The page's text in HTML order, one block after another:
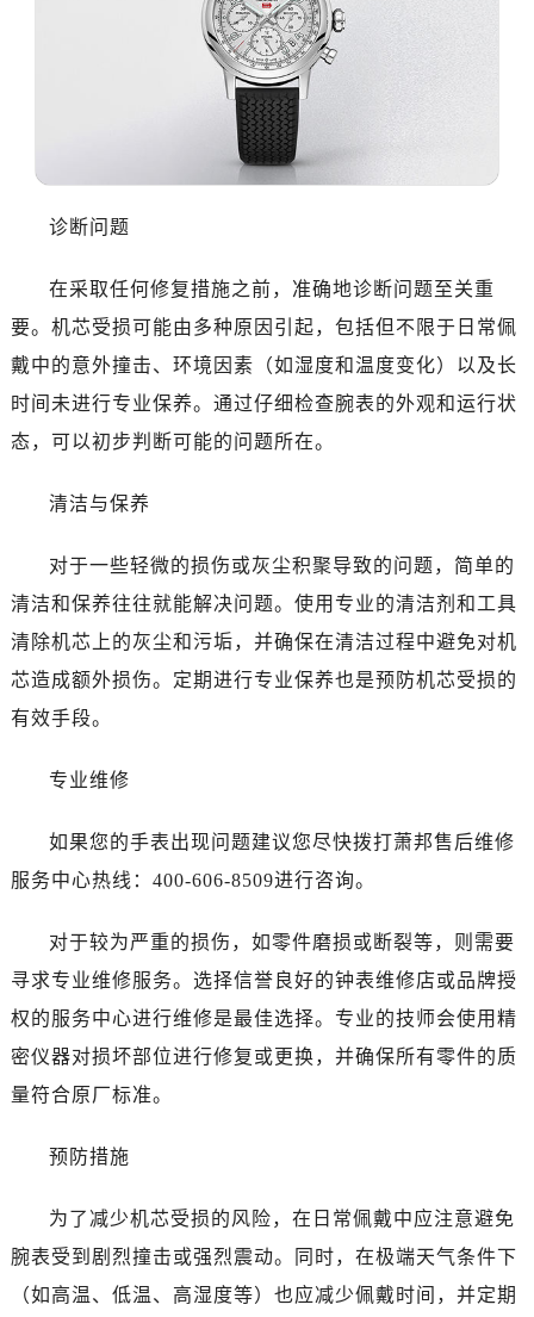
诊断问题
在采取任何修复措施之前，准确地诊断问题至关重
要。机芯受损可能由多种原因引起，包括但不限于日常佩
戴中的意外撞击、环境因素（如湿度和温度变化）以及长
时间未进行专业保养。通过仔细检查腕表的外观和运行状
态，可以初步判断可能的问题所在。
清洁与保养
对于一些轻微的损伤或灰尘积聚导致的问题，简单的
清洁和保养往往就能解决问题。使用专业的清洁剂和工具
清除机芯上的灰尘和污垢，并确保在清洁过程中避免对机
芯造成额外损伤。定期进行专业保养也是预防机芯受损的
有效手段。
专业维修
如果您的手表出现问题建议您尽快拨打萧邦售后维修
服务中心热线：400-606-8509进行咨询。
对于较为严重的损伤，如零件磨损或断裂等，则需要
寻求专业维修服务。选择信誉良好的钟表维修店或品牌授
权的服务中心进行维修是最佳选择。专业的技师会使用精
密仪器对损坏部位进行修复或更换，并确保所有零件的质
量符合原厂标准。
预防措施
为了减少机芯受损的风险，在日常佩戴中应注意避免
腕表受到剧烈撞击或强烈震动。同时，在极端天气条件下
（如高温、低温、高湿度等）也应减少佩戴时间，并定期